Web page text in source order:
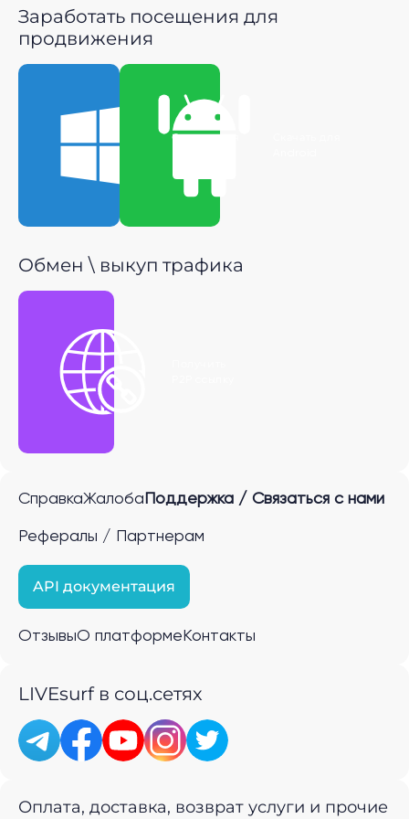
Заработать посещения для
продвижения
Скачать для
Обмен \ выкуп трафика
СправкаЖалоба Поддержка / Связаться с нами
Рефералы / Партнерам
API документация
ОтзывыО платформе Контакты
LIVEsurf в соц.сетях
Оплата, доставка, возврат услуги и прочие